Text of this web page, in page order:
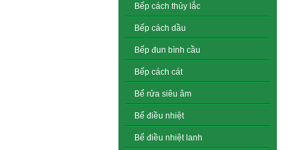
Bếp cách thủy lắc
Bếp cách dầu
Bếp đun bình cầu
Bếp cách cát
Bể rửa siêu âm
Bể điều nhiệt
Bể điều nhiệt lanh